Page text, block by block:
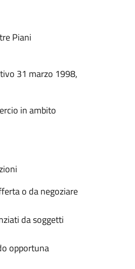
Piani
31 marzo 1998,
in ambito
o da negoziare
da soggetti
opportuna